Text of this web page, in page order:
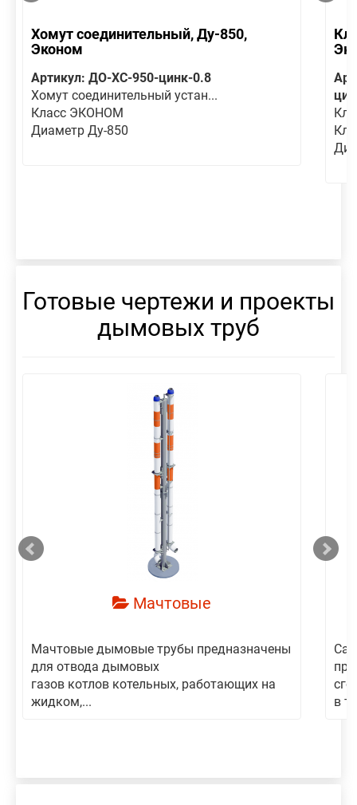
Хомут соединительный, Ду-850,
Эконом
Артикул: ДО-ХС-950-цинк-0.8
Хомут соединительный устан...
Класс ЭКОНОМ
Диаметр Ду-850
Готовые чертежи и проекты
дымовых труб
Мачтовые
Мачтовые дымовые трубы предназначены
для отвода дымовых
газов котлов котельных, работающих на
жидком,...
в